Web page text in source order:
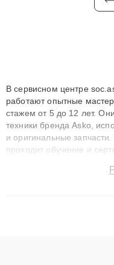
В сервисном центре
работают опытные
стажем от 5 до 12 лет.
техники бренда Asko,
и оригинальные
проходит обучение и
сохранением гарантии